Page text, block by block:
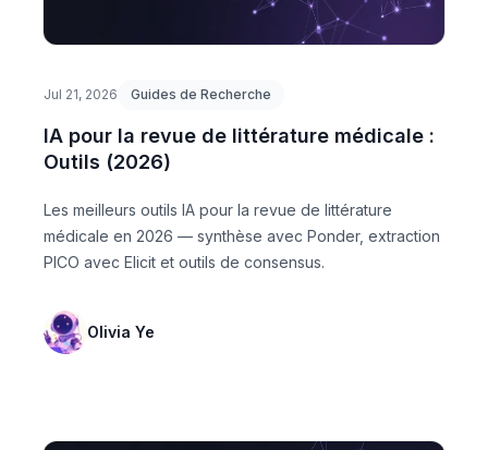
Jul 21, 2026 Guides de Recherche
IA pour la revue de littérature médicale :
Outils (2026)
Les meilleurs outils IA pour la revue de littérature
médicale en 2026 — synthèse avec Ponder, extraction
PICO avec Elicit et outils de consensus.
Olivia Ye